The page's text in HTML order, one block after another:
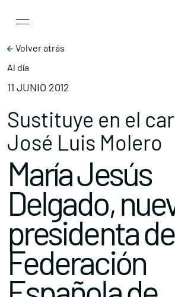
Main
Volver atrás
Al día
11 JUNIO 2012
Sustituye en el
José Luis Molero
María Jesús
Delgado,
presidenta
Federación